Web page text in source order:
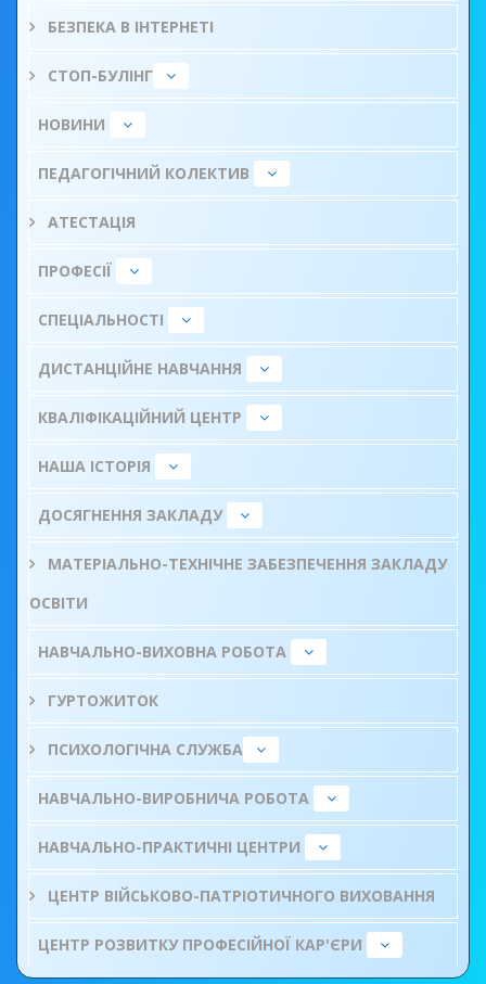
БЕЗПЕКА В ІНТЕРНЕТІ
СТОП-БУЛІНГ
НОВИНИ
ПЕДАГОГІЧНИЙ КОЛЕКТИВ
АТЕСТАЦІЯ
ПРОФЕСІЇ
СПЕЦІАЛЬНОСТІ
ДИСТАНЦІЙНЕ НАВЧАННЯ
КВАЛІФІКАЦІЙНИЙ ЦЕНТР
НАША ІСТОРІЯ
ДОСЯГНЕННЯ ЗАКЛАДУ
МАТЕРІАЛЬНО-ТЕХНІЧНЕ ЗАБЕЗПЕЧЕННЯ ЗАКЛАДУ
ОСВІТИ
НАВЧАЛЬНО-ВИХОВНА РОБОТА
ГУРТОЖИТОК
ПСИХОЛОГІЧНА СЛУЖБА
НАВЧАЛЬНО-ВИРОБНИЧА РОБОТА
НАВЧАЛЬНО-ПРАКТИЧНІ ЦЕНТРИ
ЦЕНТР ВІЙСЬКОВО-ПАТРІОТИЧНОГО ВИХОВАННЯ
ЦЕНТР РОЗВИТКУ ПРОФЕСІЙНОЇ КАР'ЄРИ